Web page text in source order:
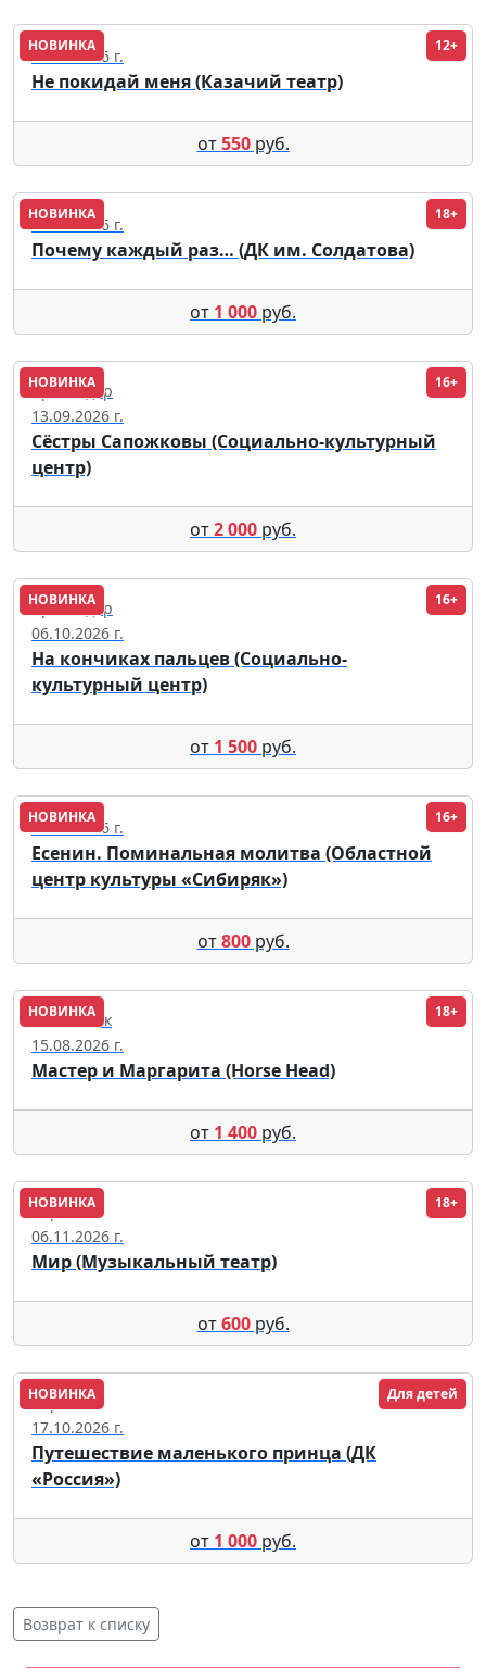
НОВИНКА 12+
09.09.2026 г.
Не покидай меня (Казачий театр)
от550руб.
НОВИНКА 18+
12.11.2026 г.
Почему каждый раз… (ДК им. Солдатова)
от 1 000 руб.
НОВИНКА 16+
Краснодар
13.09.2026 г.
Сёстры Сапожковы (Социально-культурный
центр)
от2 000 руб.
НОВИНКА 16+
Краснодар
06.10.2026 г.
На кончиках пальцев (Социально-
культурный центр)
от 1 500 руб.
НОВИНКА 16+
20.10.2026 г.
Есенин. Поминальная молитва (Областной
центр культуры «Сибиряк»)
от800руб.
НОВИНКА 18+
Челябинск
15.08.2026 г.
Мастер и Маргарита (Horse Head)
от 1 400 руб.
НОВИНКА 18+
Саранск
06.11.2026 г.
Мир (Музыкальный театр)
от600руб.
НОВИНКА Для детей
Саратов
17.10.2026 г.
Путешествие маленького принца (ДК
«Россия»)
от 1 000 руб.
Возврат к списку